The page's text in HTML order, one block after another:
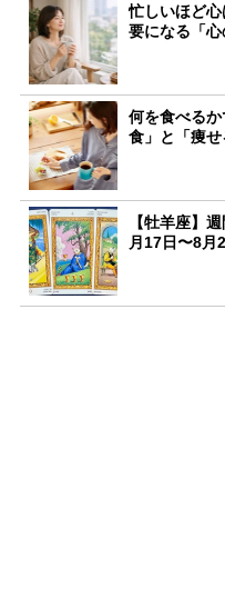
忙しいほど
要になる「心
何を食べる
食」と「痩
【牡羊座】
月17日〜8月